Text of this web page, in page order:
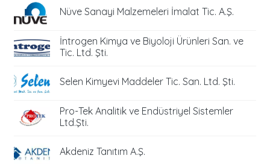
Nüve Sanayi Malzemeleri İmalat Tic. A.Ş.
İntrogen Kimya ve Biyoloji Ürünleri San. ve
Tic. Ltd. Şti.
Selen Kimyevi Maddeler Tic. San. Ltd. Şti.
Pro-Tek Analitik ve Endüstriyel Sistemler
Ltd.Şti.
Akdeniz Tanıtım A.Ş.